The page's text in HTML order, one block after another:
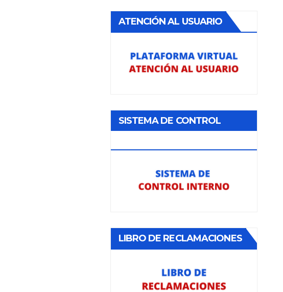
ATENCIÓN AL USUARIO
SISTEMA DE CONTROL
LIBRO DE RECLAMACIONES